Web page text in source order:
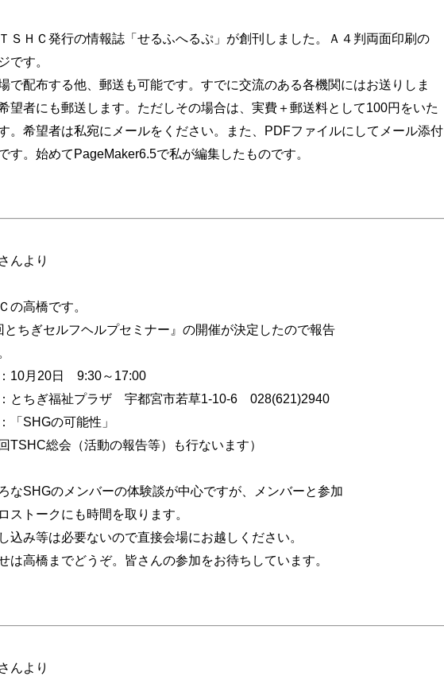
ＳＨＣ発行の情報誌「せるふへるぷ」が創刊しました。Ａ４判両面印刷の
です。
で配布する他、郵送も可能です。すでに交流のある各機関にはお送りしま
望者にも郵送します。ただしその場合は、実費＋郵送料として100円をいた
。希望者は私宛にメールをください。また、PDFファイルにしてメール添付
す。始めてPageMaker6.5で私が編集したものです。
んより
の高橋です。
とちぎセルフヘルプセミナー』の開催が決定したので報告
10月20日 9:30～17:00
とちぎ福祉プラザ 宇都宮市若草1-10-6 028(621)2940
「SHGの可能性」
TSHC総会（活動の報告等）も行ないます）
なSHGのメンバーの体験談が中心ですが、メンバーと参加
ストークにも時間を取ります。
込み等は必要ないので直接会場にお越しください。
は高橋までどうぞ。皆さんの参加をお待ちしています。
んより